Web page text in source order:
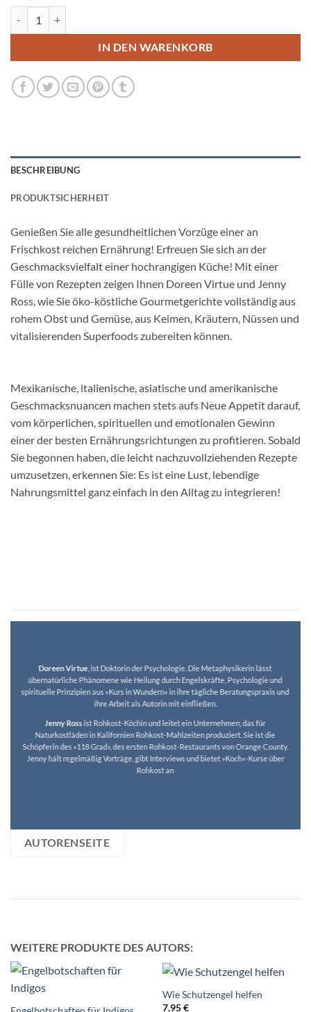
IN DEN WARENKORB
BESCHREIBUNG
PRODUKTSICHERHEIT
Genießen Sie alle gesundheitlichen Vorzüge einer an
Frischkost reichen Ernährung! Erfreuen Sie sich an der
Geschmacksvielfalt einer hochrangigen Küche! Mit einer
Fülle von Rezepten zeigen Ihnen Doreen Virtue und Jenny
Ross, wie Sie öko-köstliche Gourmetgerichte vollständig aus
rohem Obst und Gemüse, aus Keimen, Kräutern, Nüssen und
vitalisierenden Superfoods zubereiten können.
Mexikanische, italienische, asiatische und amerikanische
Geschmacksnuancen machen stets aufs Neue Appetit darauf,
vom körperlichen, spirituellen und emotionalen Gewinn
einer der besten Ernährungsrichtungen zu profitieren. Sobald
Sie begonnen haben, die leicht nachzuvollziehenden Rezepte
umzusetzen, erkennen Sie: Es ist eine Lust, lebendige
Nahrungsmittel ganz einfach in den Alltag zu integrieren!
Doreen Virtue , ist Doktorin der Psychologie. Die Metaphysikerin lässt
übernatürliche Phänomene wie Heilung durch Engelskräfte, Psychologie und
spirituelle Prinzipien aus »Kurs in Wundern« in ihre tägliche Beratungspraxis und
ihre Arbeit als Autorin mit einfließen.
Jenny Rossist Rohkost-Köchin und leitet ein Unternehmen, das für
Naturkostläden in Kalifornien Rohkost-Mahlzeiten produziert. Sie ist die
Schöpferin des »118 Grad«, des ersten Rohkost-Restaurants von Orange County.
Jenny hält regelmäßig Vorträge, gibt Interviews und bietet »Koch«-Kurse über
Rohkost an
AUTORENSEITE
WEITERE PRODUKTE DES AUTORS:
Wie Schutzengel helfen
7,95€